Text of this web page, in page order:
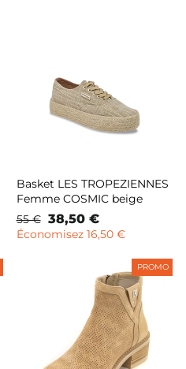
Basket LES TROPEZIENNES
Femme COSMIC beige
Prix
normal
55 € Prix
remisé
38,50 €
Économisez 16,50 €
PROMO